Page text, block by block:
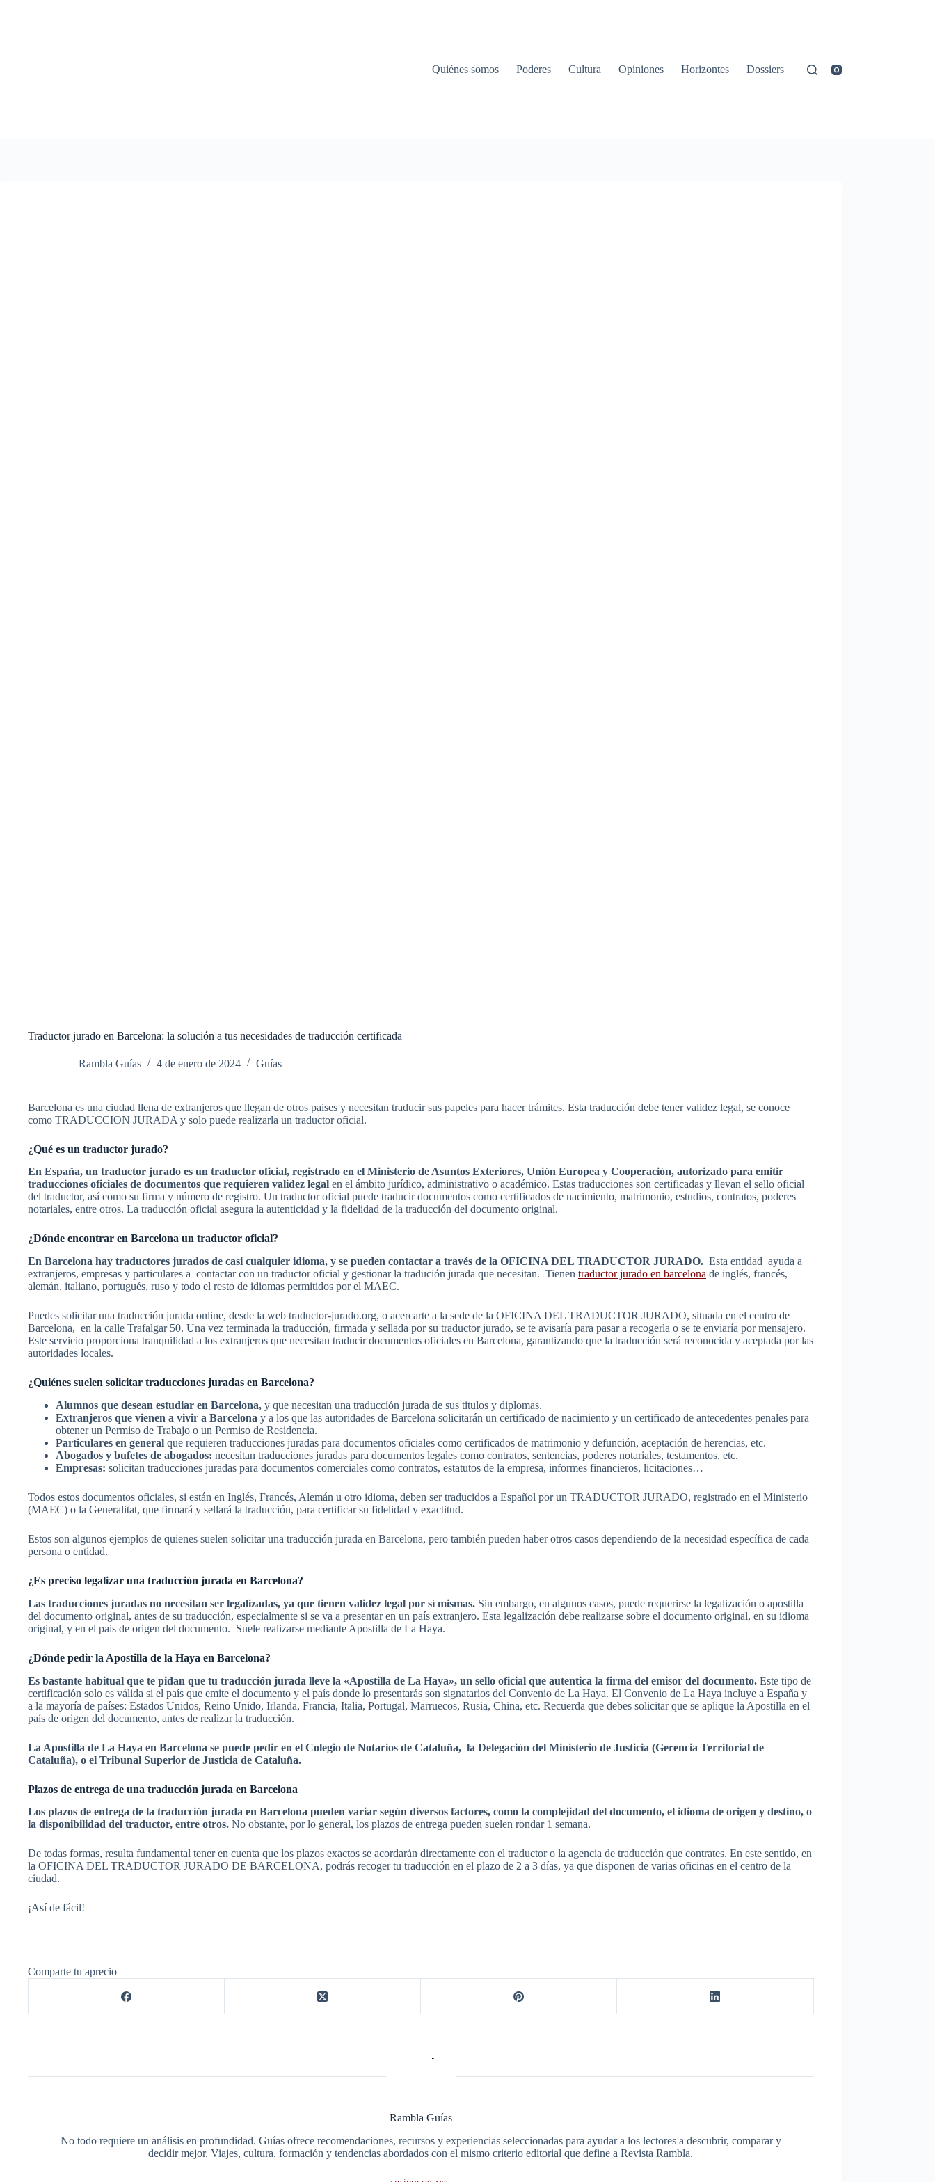
Quiénes somos Poderes Cultura Opiniones Horizontes Dossiers
Traductor jurado en Barcelona: la solución a tus necesidades de traducción certificada
Rambla Guías 4 de enero de 2024 Guías
Barcelona es una ciudad llena de extranjeros que llegan de otros paises y necesitan traducir sus papeles para hacer trámites. Esta traducción debe tener validez legal, se conoce
como TRADUCCION JURADA y solo puede realizarla un traductor oficial.
¿Qué es un traductor jurado?
En España, un traductor jurado es un traductor oficial, registrado en el Ministerio de Asuntos Exteriores, Unión Europea y Cooperación, autorizado para emitir
traducciones oficiales de documentos que requieren validez legal en el ámbito jurídico, administrativo o académico. Estas traducciones son certificadas y llevan el sello oficial
del traductor, así como su firma y número de registro. Un traductor oficial puede traducir documentos como certificados de nacimiento, matrimonio, estudios, contratos, poderes
notariales, entre otros. La traducción oficial asegura la autenticidad y la fidelidad de la traducción del documento original.
¿Dónde encontrar en Barcelona un traductor oficial?
En Barcelona hay traductores jurados de casi cualquier idioma, y se pueden contactar a través de la OFICINA DEL TRADUCTOR JURADO. Esta entidad ayuda a
extranjeros, empresas y particulares a contactar con un traductor oficial y gestionar la tradución jurada que necesitan. Tienen traductor jurado en barcelona de inglés, francés,
alemán, italiano, portugués, ruso y todo el resto de idiomas permitidos por el MAEC.
Puedes solicitar una traducción jurada online, desde la web traductor-jurado.org, o acercarte a la sede de la OFICINA DEL TRADUCTOR JURADO, situada en el centro de
Barcelona, en la calle Trafalgar 50. Una vez terminada la traducción, firmada y sellada por su traductor jurado, se te avisaría para pasar a recogerla o se te enviaría por mensajero.
Este servicio proporciona tranquilidad a los extranjeros que necesitan traducir documentos oficiales en Barcelona, garantizando que la traducción será reconocida y aceptada por las
autoridades locales.
¿Quiénes suelen solicitar traducciones juradas en Barcelona?
Alumnos que desean estudiar en Barcelona, y que necesitan una traducción jurada de sus titulos y diplomas.
Extranjeros que vienen a vivir a Barcelona y a los que las autoridades de Barcelona solicitarán un certificado de nacimiento y un certificado de antecedentes penales para
obtener un Permiso de Trabajo o un Permiso de Residencia.
Particulares en general que requieren traducciones juradas para documentos oficiales como certificados de matrimonio y defunción, aceptación de herencias, etc.
Abogados y bufetes de abogados: necesitan traducciones juradas para documentos legales como contratos, sentencias, poderes notariales, testamentos, etc.
Empresas: solicitan traducciones juradas para documentos comerciales como contratos, estatutos de la empresa, informes financieros, licitaciones…
Todos estos documentos oficiales, si están en Inglés, Francés, Alemán u otro idioma, deben ser traducidos a Español por un TRADUCTOR JURADO, registrado en el Ministerio
(MAEC) o la Generalitat, que firmará y sellará la traducción, para certificar su fidelidad y exactitud.
Estos son algunos ejemplos de quienes suelen solicitar una traducción jurada en Barcelona, pero también pueden haber otros casos dependiendo de la necesidad específica de cada
persona o entidad.
¿Es preciso legalizar una traducción jurada en Barcelona?
Las traducciones juradas no necesitan ser legalizadas, ya que tienen validez legal por sí mismas. Sin embargo, en algunos casos, puede requerirse la legalización o apostilla
del documento original, antes de su traducción, especialmente si se va a presentar en un país extranjero. Esta legalización debe realizarse sobre el documento original, en su idioma
original, y en el pais de origen del documento. Suele realizarse mediante Apostilla de La Haya.
¿Dónde pedir la Apostilla de la Haya en Barcelona?
Es bastante habitual que te pidan que tu traducción jurada lleve la «Apostilla de La Haya», un sello oficial que autentica la firma del emisor del documento. Este tipo de
certificación solo es válida si el país que emite el documento y el país donde lo presentarás son signatarios del Convenio de La Haya. El Convenio de La Haya incluye a España y
a la mayoría de países: Estados Unidos, Reino Unido, Irlanda, Francia, Italia, Portugal, Marruecos, Rusia, China, etc. Recuerda que debes solicitar que se aplique la Apostilla en el
país de origen del documento, antes de realizar la traducción.
La Apostilla de La Haya en Barcelona se puede pedir en el Colegio de Notarios de Cataluña, la Delegación del Ministerio de Justicia (Gerencia Territorial de
Cataluña), o el Tribunal Superior de Justicia de Cataluña.
Plazos de entrega de una traducción jurada en Barcelona
Los plazos de entrega de la traducción jurada en Barcelona pueden variar según diversos factores, como la complejidad del documento, el idioma de origen y destino, o
la disponibilidad del traductor, entre otros. No obstante, por lo general, los plazos de entrega pueden suelen rondar 1 semana.
De todas formas, resulta fundamental tener en cuenta que los plazos exactos se acordarán directamente con el traductor o la agencia de traducción que contrates. En este sentido, en
la OFICINA DEL TRADUCTOR JURADO DE BARCELONA, podrás recoger tu traducción en el plazo de 2 a 3 días, ya que disponen de varias oficinas en el centro de la
ciudad.
¡Así de fácil!
Comparte tu aprecio
Rambla Guías
No todo requiere un análisis en profundidad. Guías ofrece recomendaciones, recursos y experiencias seleccionadas para ayudar a los lectores a descubrir, comparar y
decidir mejor. Viajes, cultura, formación y tendencias abordados con el mismo criterio editorial que define a Revista Rambla.